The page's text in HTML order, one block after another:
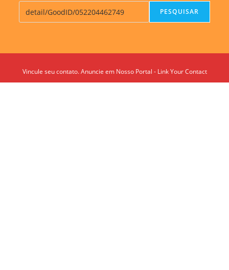
PESQUISAR
Vincule seu contato. Anuncie em Nosso Portal - Link Your Contact